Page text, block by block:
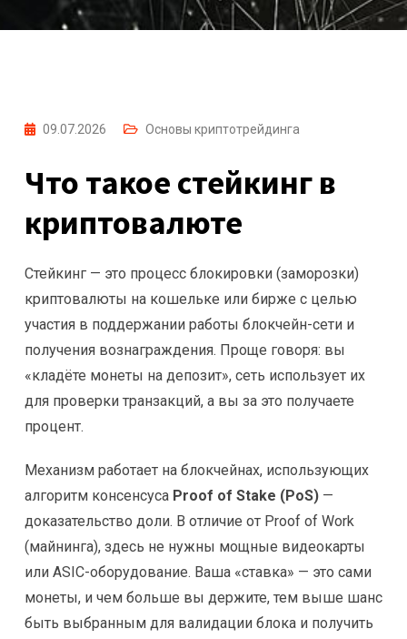
09.07.2026 Основы криптотрейдинга
Что такое стейкинг в
криптовалюте
Стейкинг — это процесс блокировки (заморозки)
криптовалюты на кошельке или бирже с целью
участия в поддержании работы блокчейн-сети и
получения вознаграждения. Проще говоря: вы
«кладёте монеты на депозит», сеть использует их
для проверки транзакций, а вы за это получаете
процент.
Механизм работает на блокчейнах, использующих
алгоритм консенсуса Proof of Stake (PoS) —
доказательство доли. В отличие от Proof of Work
(майнинга), здесь не нужны мощные видеокарты
или ASIC-оборудование. Ваша «ставка» — это сами
монеты, и чем больше вы держите, тем выше шанс
быть выбранным для валидации блока и получить